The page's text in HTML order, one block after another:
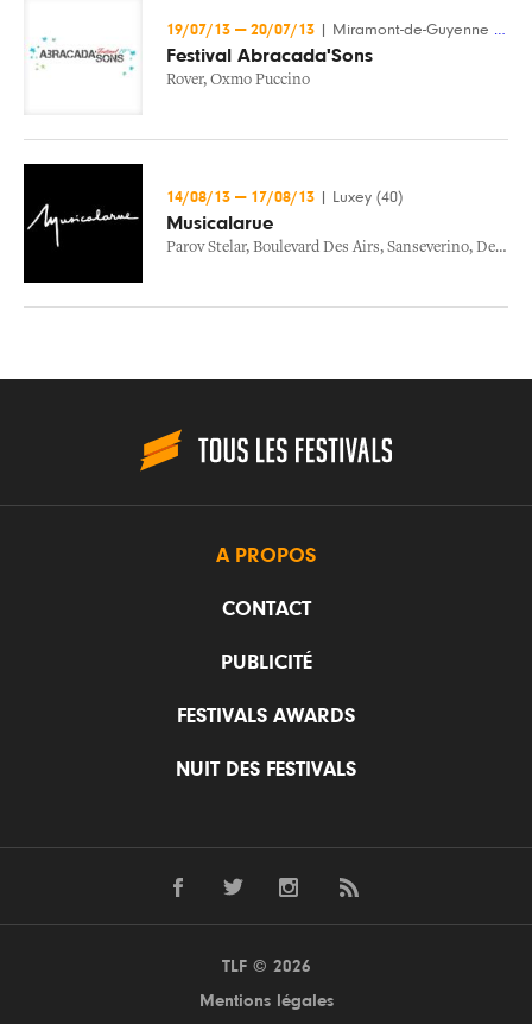
19/07/13 — 20/07/13 Miramont-de-Guyenne (47)
Festival Abracada'Sons
Rover, Oxmo Puccino
14/08/13 — 17/08/13 Luxey (40)
Musicalarue
Parov Stelar, Boulevard Des Airs, Sanseverino, Deluxe
A PROPOS
CONTACT
PUBLICITÉ
FESTIVALS AWARDS
NUIT DES FESTIVALS
TLF © 2026
Mentions légales